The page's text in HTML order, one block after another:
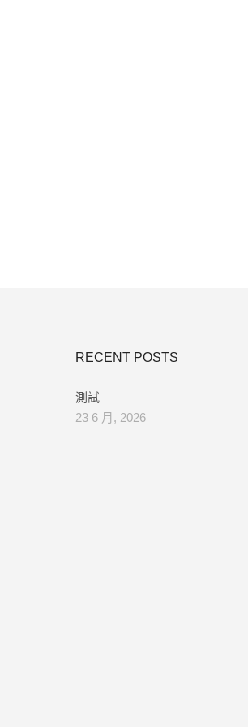
RECENT POSTS
測試
23 6 月, 2026